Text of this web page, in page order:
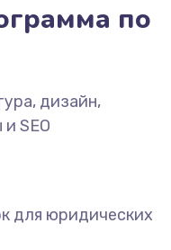
по
дизайн,
SEO